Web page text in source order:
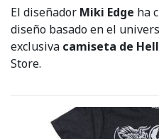
El diseñador Miki Edge ha
diseño basado en el
exclusiva camiseta de
Store.